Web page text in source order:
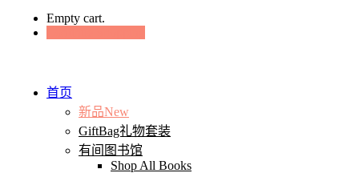
Empty cart.
首页
新品New
GiftBag礼物套装
有间图书馆
Shop All Books